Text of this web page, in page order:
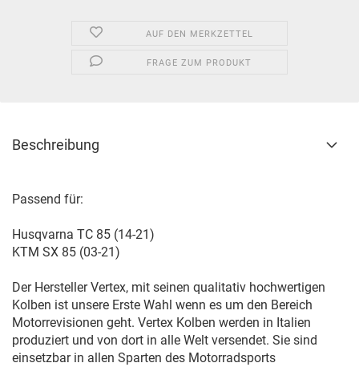
AUF DEN MERKZETTEL
FRAGE ZUM PRODUKT
Beschreibung
Passend für:
Husqvarna TC 85 (14-21)
KTM SX 85 (03-21)
Der Hersteller Vertex, mit seinen qualitativ hochwertigen
Kolben ist unsere Erste Wahl wenn es um den Bereich
Motorrevisionen geht. Vertex Kolben werden in Italien
produziert und von dort in alle Welt versendet. Sie sind
einsetzbar in allen Sparten des Motorradsports